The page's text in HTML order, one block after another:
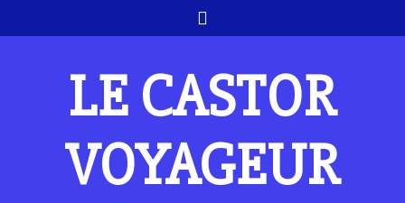
to
LE CASTOR
VOYAGEUR